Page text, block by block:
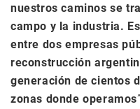
nuestros caminos se
campo y la industria.
entre dos empresas
reconstrucción
generación de cientos
zonas donde operamos